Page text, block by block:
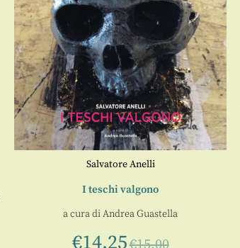
Salvatore Anelli
I teschi valgono
a cura diAndrea Guastella
€14,25